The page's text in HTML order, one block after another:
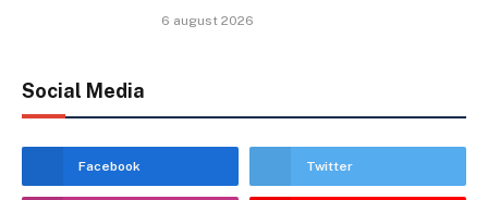
6 august 2026
Social Media
Facebook Twitter